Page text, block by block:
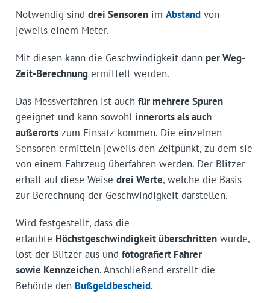
Notwendig sind drei Sensorenim Abstandvon
jeweils einem Meter.
Mit diesen kann die Geschwindigkeit dann per Weg-
Zeit-Berechnungermittelt werden.
Das Messverfahren ist auch für mehrere Spuren
geeignet und kann sowohl innerorts als auch
außerortszum Einsatz kommen. Die einzelnen
Sensoren ermitteln jeweils den Zeitpunkt, zu dem sie
von einem Fahrzeug überfahren werden. Der Blitzer
erhält auf diese Weise drei Werte, welche die Basis
zur Berechnung der Geschwindigkeit darstellen.
Wird festgestellt, dass die
erlaubte Höchstgeschwindigkeit überschrittenwurde,
löst der Blitzer aus und fotografiert Fahrer
sowie Kennzeichen. Anschließend erstellt die
Behörde den Bußgeldbescheid.